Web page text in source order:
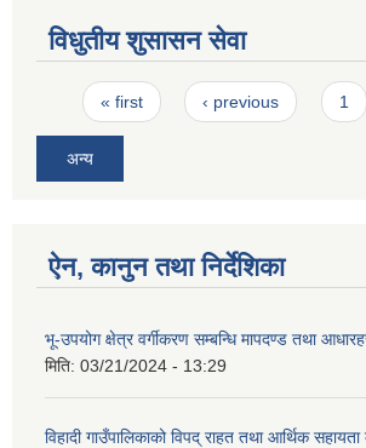
विधुतीय शुसासन सेवा
Pages
« first ‹ previous 1
अन्य
ऐन, कानुन तथा निर्देशिका
भू-उपयोग क्षेत्र वर्गीकरण सम्बन्धि मापदण्ड तथा
मिति: 03/21/2024 - 13:29
विहादी गाउँपालिकाको विपद् राहत तथा आर्थिक सहायता